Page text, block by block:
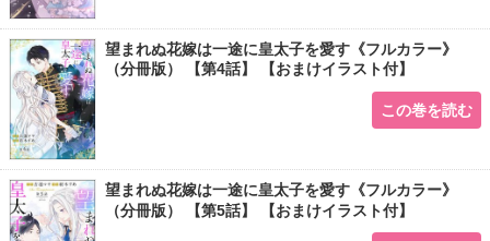
望まれぬ花嫁は一途に皇太子を愛す《フルカラー》
（分冊版） 【第4話】 【おまけイラスト付】
この巻を読む
望まれぬ花嫁は一途に皇太子を愛す《フルカラー》
（分冊版） 【第5話】 【おまけイラスト付】